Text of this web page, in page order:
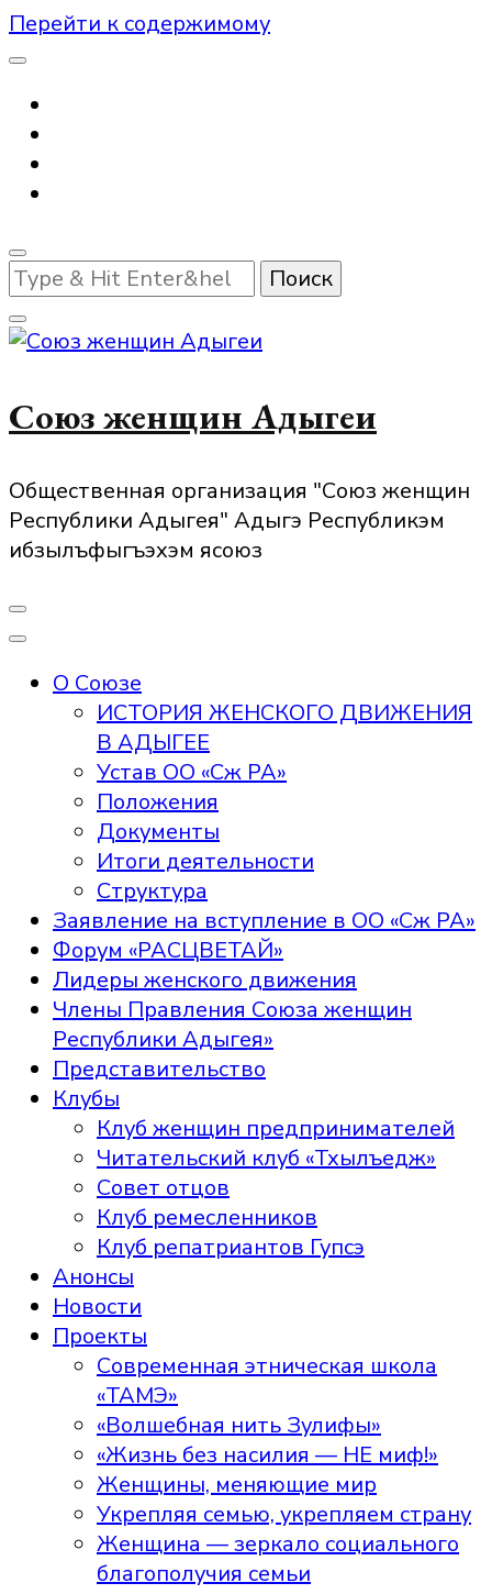
Перейти к содержимому
Ищите
что-
то?
Союз женщин Адыгеи
Общественная организация "Союз женщин
Республики Адыгея" Адыгэ Республикэм
ибзылъфыгъэхэм ясоюз
О Союзе
ИСТОРИЯ ЖЕНСКОГО ДВИЖЕНИЯ
В АДЫГЕЕ
Устав ОО «Сж РА»
Положения
Документы
Итоги деятельности
Структура
Заявление на вступление в ОО «Сж РА»
Форум «РАСЦВЕТАЙ»
Лидеры женского движения
Члены Правления Союза женщин
Республики Адыгея»
Представительство
Клубы
Клуб женщин предпринимателей
Читательский клуб «Тхылъедж»
Совет отцов
Клуб ремесленников
Клуб репатриантов Гупсэ
Анонсы
Новости
Проекты
Современная этническая школа
«ТАМЭ»
«Волшебная нить Зулифы»
«Жизнь без насилия — НЕ миф!»
Женщины, меняющие мир
Укрепляя семью, укрепляем страну
Женщина — зеркало социального
благополучия семьи